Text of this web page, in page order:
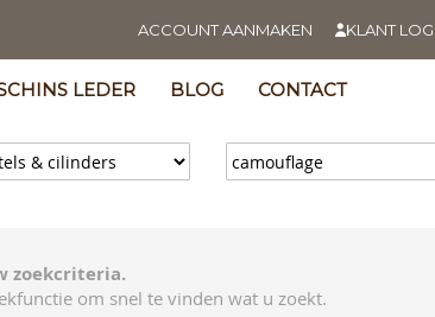
ACCOUNT AANMAKEN KLANT
LEDER BLOG CONTACT
zoekcriteria.
om snel te vinden wat u zoekt.